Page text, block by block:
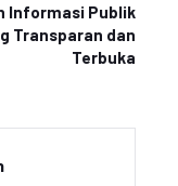
Informasi Publik
Transparan dan
Terbuka